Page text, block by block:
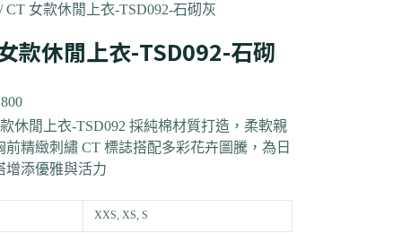
CT 女款休閒上衣-TSD092-石砌灰
款休閒上衣-TSD092-石砌
休閒上衣-TSD092 採純棉材質打造，柔軟親
前精緻刺繡 CT 標誌搭配多彩花卉圖騰，為日
增添優雅與活力
XXS, XS, S